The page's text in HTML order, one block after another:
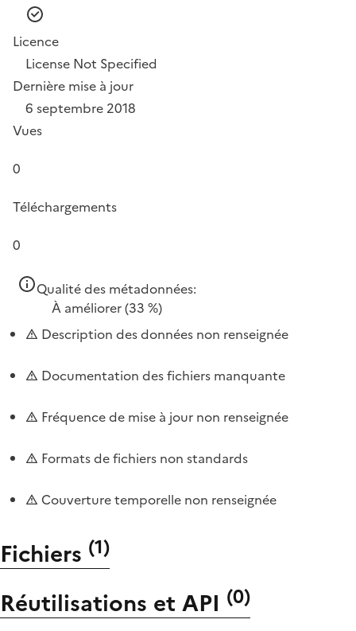
Licence
License Not Specified
Dernière mise à jour
6 septembre 2018
Vues
0
Téléchargements
0
Qualité des métadonnées:
À améliorer(33 %)
Description des données non renseignée
Documentation des fichiers manquante
Fréquence de mise à jour non renseignée
Formats de fichiers non standards
Couverture temporelle non renseignée
Fichiers (1)
Réutilisations et API (0)